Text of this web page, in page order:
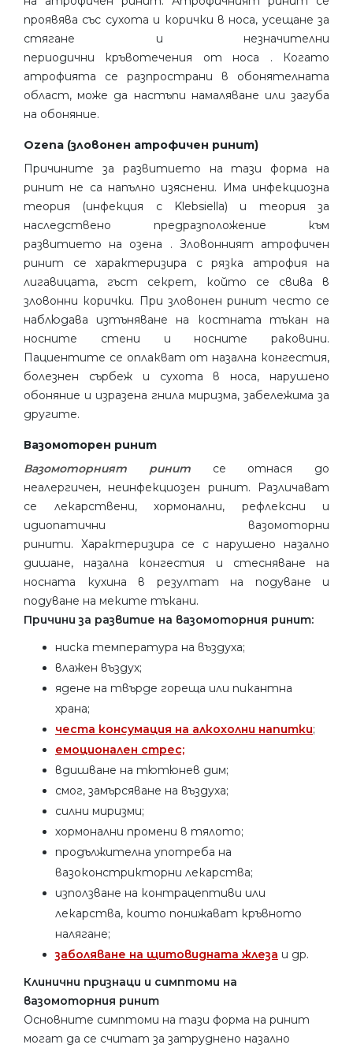
проявява със сухота и корички в носа, усещане за
стягане и незначителни
периодични кръвотечения от носа . Когато
атрофията се разпространи в обонятелната
област, може да настъпи намаляване или загуба
на обоняние.
Ozena (зловонен атрофичен ринит)
Причините за развитието на тази форма на
ринит не са напълно изяснени. Има инфекциозна
теория (инфекция с Klebsiella) и теория за
наследствено предразположение към
развитието на озена . Зловонният атрофичен
ринит се характеризира с рязка атрофия на
лигавицата, гъст секрет, който се свива в
зловонни корички. При зловонен ринит често се
наблюдава изтъняване на костната тъкан на
носните стени и носните раковини.
Пациентите се оплакват от назална конгестия,
болезнен сърбеж и сухота в носа, нарушено
обоняние и изразена гнила миризма, забележима за
другите.
Вазомоторен ринит
Вазомоторният ринитсе отнася до
неалергичен, неинфекциозен ринит. Различават
се лекарствени, хормонални, рефлексни и
идиопатични вазомоторни
ринити. Характеризира се с нарушено назално
дишане, назална конгестия и стесняване на
носната кухина в резултат на подуване и
подуване на меките тъкани.
Причини за развитие на вазомоторния ринит:
ниска температура на въздуха;
влажен въздух;
ядене на твърде гореща или пикантна
храна;
честа консумация на алкохолни напитки;
емоционален стрес;
вдишване на тютюнев дим;
смог, замърсяване на въздуха;
силни миризми;
хормонални промени в тялото;
продължителна употреба на
вазоконстрикторни лекарства;
използване на контрацептиви или
лекарства, които понижават кръвното
налягане;
заболяване на щитовидната жлеза и др.
Клинични признаци и симптоми на
вазомоторния ринит
Основните симптоми на тази форма на ринит
могат да се считат за затруднено назално